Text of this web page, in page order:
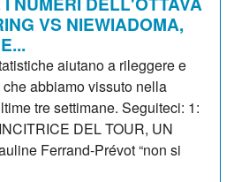
VS NIEWIADOMA,
aiutano a rileggere e
abbiamo vissuto nella
tre settimane. Seguiteci: 1:
DEL TOUR, UN
Ferrand-Prévot “non si